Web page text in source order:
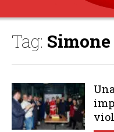
Tag: